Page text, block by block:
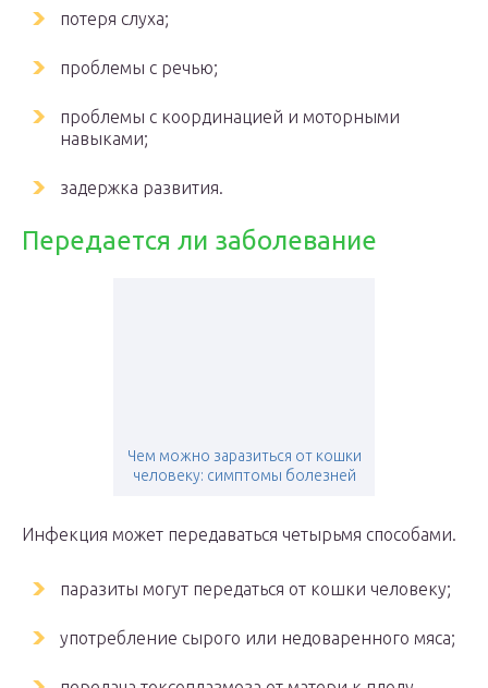
потеря слуха;
проблемы с речью;
проблемы с координацией и моторными
навыками;
задержка развития.
Передается ли заболевание
Чем можно заразиться от кошки
человеку: симптомы болезней
Инфекция может передаваться четырьмя способами.
паразиты могут передаться от кошки человеку;
употребление сырого или недоваренного мяса;